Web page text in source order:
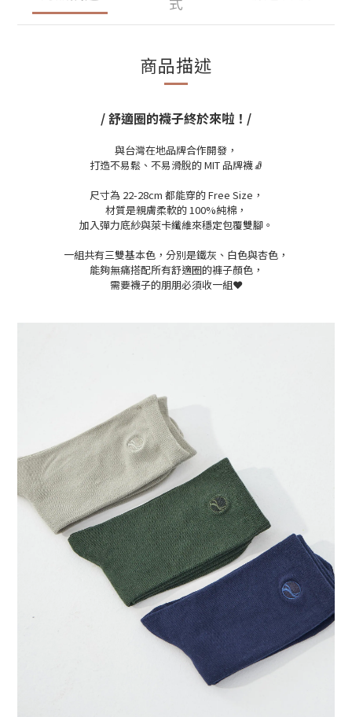
商品描述
/ 舒適圈的襪子終於來啦！/
與台灣在地品牌合作開發，
打造不易鬆、不易滑脫的 MIT 品牌襪🧦
尺寸為 22-28cm 都能穿的 Free Size，
材質是親膚柔軟的 100%純棉，
加入彈力底紗與萊卡纖維來穩定包覆雙腳。
一組共有三雙基本色，分別是鐵灰、白色與杏色，
能夠無痛搭配所有舒適圈的褲子顏色，
需要襪子的朋朋必須收一組❤️